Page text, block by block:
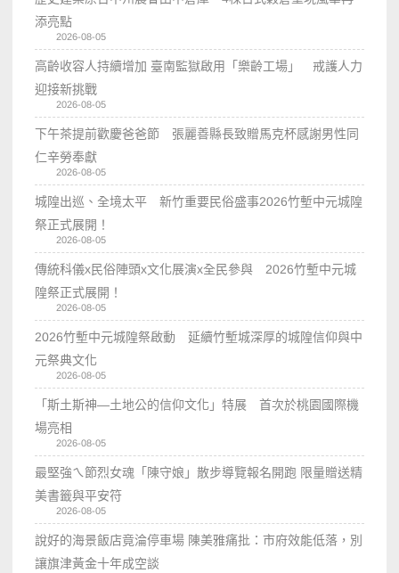
添亮點
2026-08-05
高齡收容人持續增加 臺南監獄啟用「樂齡工場」 戒護人力
迎接新挑戰
2026-08-05
下午茶提前歡慶爸爸節 張麗善縣長致贈馬克杯感謝男性同
仁辛勞奉獻
2026-08-05
城隍出巡、全境太平 新竹重要民俗盛事2026竹塹中元城隍
祭正式展開！
2026-08-05
傳統科儀x民俗陣頭x文化展演x全民參與 2026竹塹中元城
隍祭正式展開！
2026-08-05
2026竹塹中元城隍祭啟動 延續竹塹城深厚的城隍信仰與中
元祭典文化
2026-08-05
「斯土斯神—土地公的信仰文化」特展 首次於桃園國際機
場亮相
2026-08-05
最堅強ㄟ節烈女魂「陳守娘」散步導覽報名開跑 限量贈送精
美書籤與平安符
2026-08-05
說好的海景飯店竟淪停車場 陳美雅痛批：市府效能低落，別
讓旗津黃金十年成空談